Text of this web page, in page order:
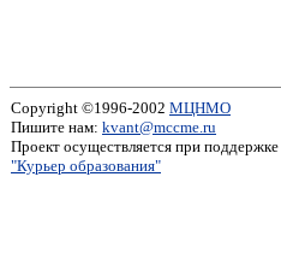
Copyright ©1996-2002 МЦНМО
Пишите нам: kvant@mccme.ru
Проект осуществляется при поддержке
"Курьер образования"